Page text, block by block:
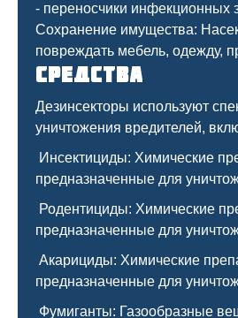
- переносчики инфекционных
Сохранение имущества:
повреждать мебель, одежду,
Средства
Дезинсекторы используют
уничтожения вредителей,
Инсектициды: Химические
предназначенные для
Родентициды: Химические
предназначенные для
Акарициды: Химические
предназначенные для
Фумиганты: Газообразные